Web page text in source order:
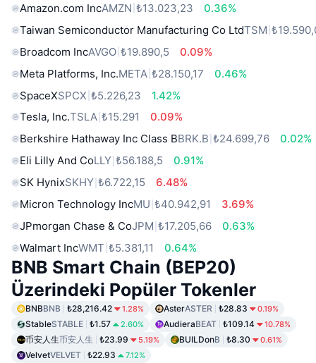
Amazon.com IncAMZN ₺13.023,23
0.36%
Taiwan Semiconductor Manufacturing Co LtdTSM
Broadcom IncAVGO ₺19.890,5
0.09%
Meta Platforms, Inc.META ₺28.150,17
0.46%
SpaceXSPCX ₺5.226,23
1.42%
Tesla, Inc.TSLA ₺15.291
0.09%
Berkshire Hathaway Inc Class BBRK.B ₺24.699,76
0.02%
Eli Lilly And CoLLY ₺56.188,5
0.91%
SK HynixSKHY ₺6.722,15
6.48%
Micron Technology IncMU ₺40.942,91
3.69%
JPmorgan Chase & CoJPM ₺17.205,66
0.63%
Walmart IncWMT ₺5.381,11 0.64%
BNB Smart Chain (BEP20)
Üzerindeki Popüler Tokenler
BNBBNB ₺28,216.42 1.28% AsterASTER ₺28.83 0.19%
StableSTABLE ₺1.57 2.60% AudieraBEAT ₺109.14 10.78%
币安人生币安人生 ₺23.99 5.19% BUILDonB ₺8.30 0.61%
VelvetVELVET ₺22.93 7.12%